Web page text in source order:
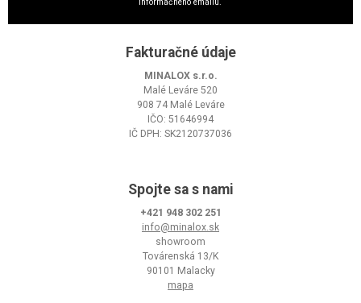
Fakturačné údaje
MINALOX s.r.o.
Malé Leváre 520
908 74 Malé Leváre
IČO: 51646994
IČ DPH: SK2120737036
Spojte sa s nami
+421 948 302 251
info@minalox.sk
showroom
Továrenská 13/K
90101 Malacky
mapa